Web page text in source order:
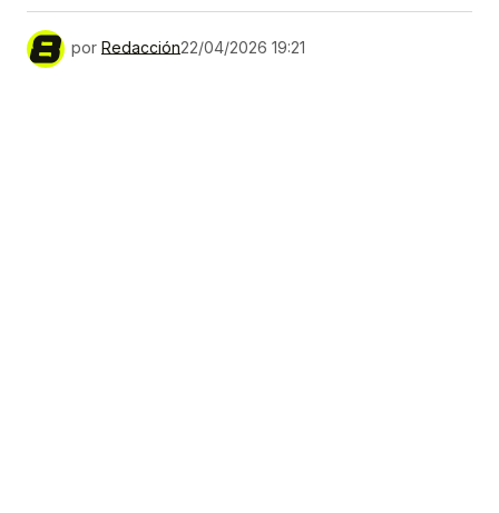
por Redacción22/04/2026 19:21